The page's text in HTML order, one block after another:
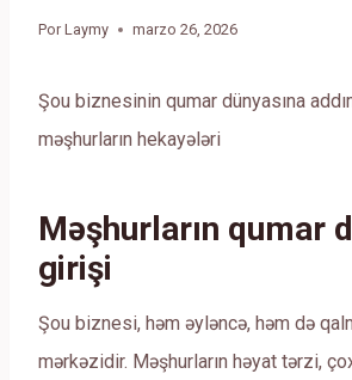
Por Laymy marzo 26, 2026
Şou biznesinin qumar dünyasına
məşhurların hekayələri
Məşhurların qumar
girişi
Şou biznesi, həm əyləncə, həm də
mərkəzidir. Məşhurların həyat tərzi,